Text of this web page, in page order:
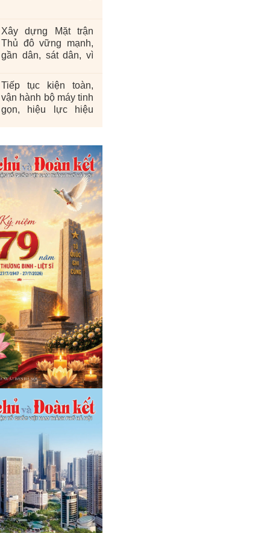
Xây dựng Mặt trận
Thủ đô vững mạnh,
gần dân, sát dân, vì
Tiếp tục kiện toàn,
vận hành bộ máy tinh
gọn, hiệu lực hiệu